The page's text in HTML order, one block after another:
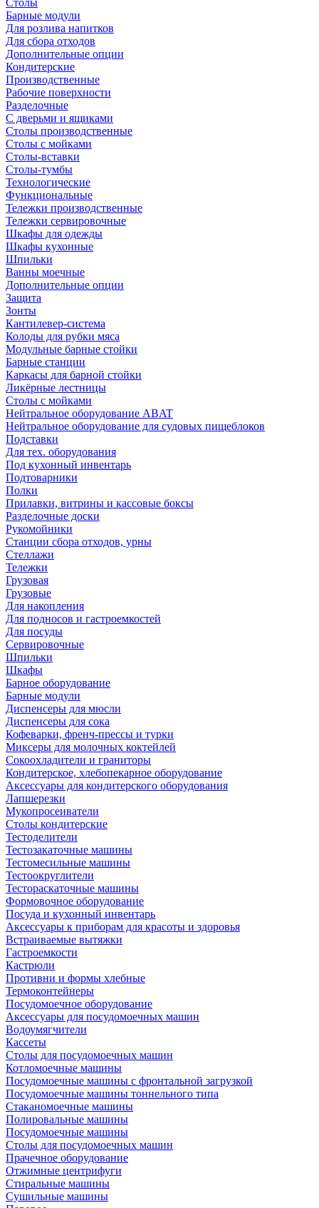
Столы
Барные модули
Для розлива напитков
Для сбора отходов
Дополнительные опции
Кондитерские
Производственные
Рабочие поверхности
Разделочные
С дверьми и ящиками
Столы производственные
Столы с мойками
Столы-вставки
Столы-тумбы
Технологические
Функциональные
Тележки производственные
Тележки сервировочные
Шкафы для одежды
Шкафы кухонные
Шпильки
Ванны моечные
Дополнительные опции
Защита
Зонты
Кантилевер-система
Колоды для рубки мяса
Модульные барные стойки
Барные станции
Каркасы для барной стойки
Ликёрные лестницы
Столы с мойками
Нейтральное оборудование ABAT
Нейтральное оборудование для судовых пищеблоков
Подставки
Для тех. оборудования
Под кухонный инвентарь
Подтоварники
Полки
Прилавки, витрины и кассовые боксы
Разделочные доски
Рукомойники
Станции сбора отходов, урны
Стеллажи
Тележки
Грузовая
Грузовые
Для накопления
Для подносов и гастроемкостей
Для посуды
Сервировочные
Шпильки
Шкафы
Барное оборудование
Барные модули
Диспенсеры для мюсли
Диспенсеры для сока
Кофеварки, френч-прессы и турки
Миксеры для молочных коктейлей
Сокоохладители и граниторы
Кондитерское, хлебопекарное оборудование
Аксессуары для кондитерского оборудования
Лапшерезки
Мукопросеиватели
Столы кондитерские
Тестоделители
Тестозакаточные машины
Тестомесильные машины
Тестоокруглители
Тестораскаточные машины
Формовочное оборудование
Посуда и кухонный инвентарь
Аксессуары к приборам для красоты и здоровья
Встраиваемые вытяжки
Гастроемкости
Кастрюли
Противни и формы хлебные
Термоконтейнеры
Посудомоечное оборудование
Аксессуары для посудомоечных машин
Водоумягчители
Кассеты
Столы для посудомоечных машин
Котломоечные машины
Посудомоечные машины с фронтальной загрузкой
Посудомоечные машины тоннельного типа
Стаканомоечные машины
Полировальные машины
Посудомоечные машины
Столы для посудомоечных машин
Прачечное оборудование
Отжимные центрифуги
Стиральные машины
Сушильные машины